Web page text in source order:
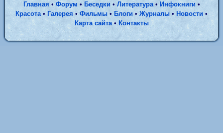
Главная • Форум• Беседки• Литература• Инфокниги•
Красота• Галерея • Фильмы • Блоги • Журналы • Новости •
Карта сайта• Контакты